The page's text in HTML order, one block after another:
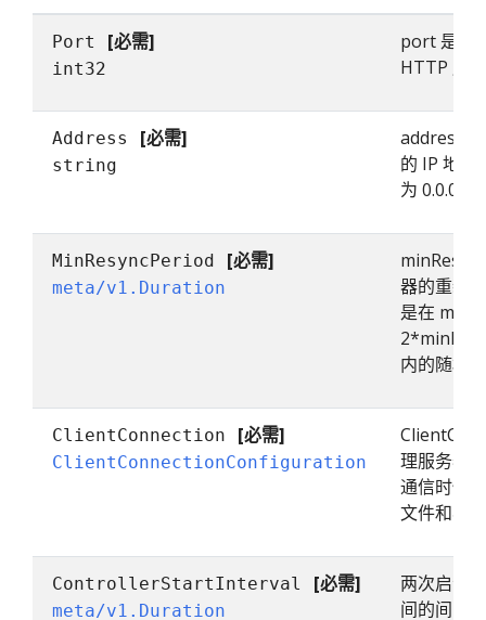
Port [必需]
int32
port 是控
HTTP 服
Address [必需]
string
address
的 IP 地址
为 0.0.0.0
MinResyncPeriod [必需]
meta/v1.Duration
器的重新
是在
内的随机
ClientConnection [必需]
ClientConnectionConfiguration
理服务器
通信时使
文件和客
ControllerStartInterval [必需]
meta/v1.Duration
两次启动
间的间隔